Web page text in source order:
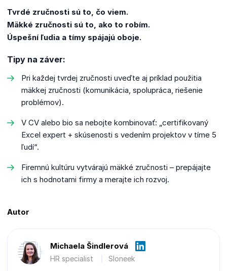
Tvrdé zručnosti sú to, čo viem.
Mäkké zručnosti sú to, ako to robím.
Úspešní ľudia a tímy spájajú oboje.
Tipy na záver:
Pri každej tvrdej zručnosti uveďte aj príklad použitia
mäkkej zručnosti (komunikácia, spolupráca, riešenie
problémov).
V CV alebo bio sa nebojte kombinovať: „certifikovaný
Excel expert + skúsenosti s vedením projektov v tíme 5
ľudí“.
Firemnú kultúru vytvárajú mäkké zručnosti – prepájajte
ich s hodnotami firmy a merajte ich rozvoj.
Autor
Michaela Šindlerová
HR specialist Sloneek